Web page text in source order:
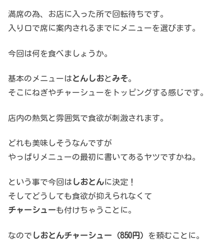
満席の為、お店に入った所で回転待ちです。
入り口で席に案内されるまでにメニューを選びます。
今回は何を食べましょうか。
基本のメニューはとんしおと みそ。
そこにねぎやチャーシューをトッピングする感じです。
店内の熱気と雰囲気で食欲が刺激されます。
どれも美味しそうなんですが
やっぱりメニューの最初に書いてあるヤツですかね。
という事で今回は しおとんに決定！
そしてどうしても食欲が抑えられなくて
チャーシューも付けちゃうことに。
なので しおとんチャーシュー（850円） を頼むことに。